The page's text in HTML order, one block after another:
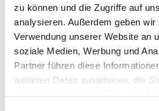
zu können und die Zugriffe auf
analysieren. Außerdem geben
Verwendung unserer Website an
soziale Medien, Werbung und
Partner führen diese
weiteren Daten zusammen, die